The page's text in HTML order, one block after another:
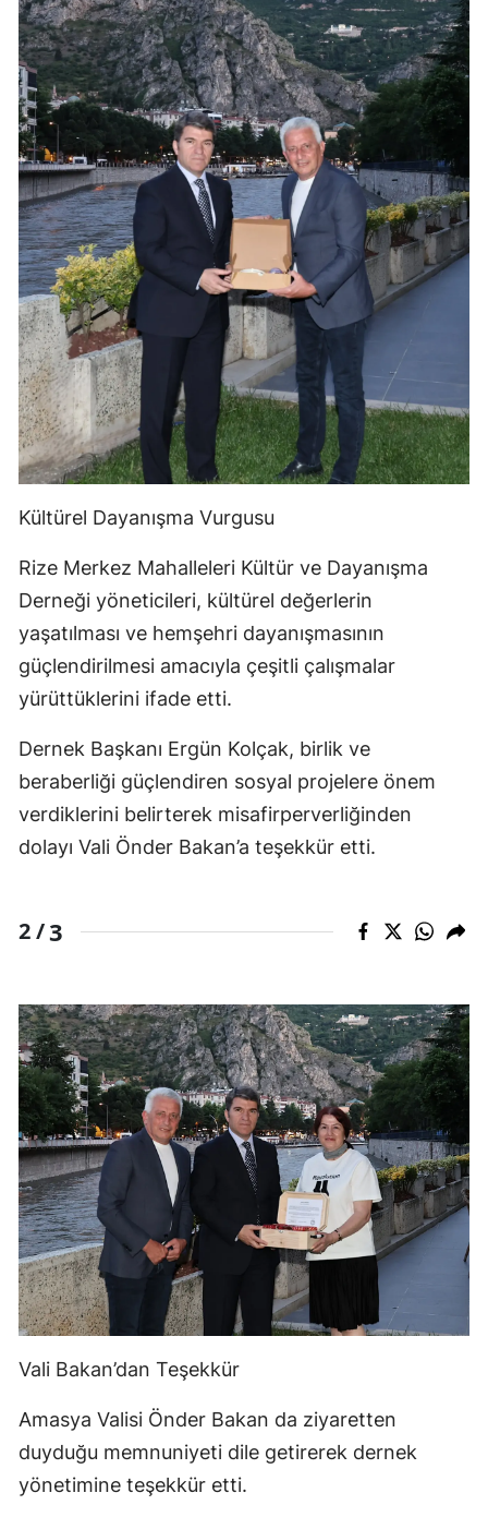
Kültürel Dayanışma Vurgusu
Rize Merkez Mahalleleri Kültür ve Dayanışma
Derneği yöneticileri, kültürel değerlerin
yaşatılması ve hemşehri dayanışmasının
güçlendirilmesi amacıyla çeşitli çalışmalar
yürüttüklerini ifade etti.
Dernek Başkanı Ergün Kolçak, birlik ve
beraberliği güçlendiren sosyal projelere önem
verdiklerini belirterek misafirperverliğinden
dolayı Vali Önder Bakan’a teşekkür etti.
2 /3
Vali Bakan’dan Teşekkür
Amasya Valisi Önder Bakan da ziyaretten
duyduğu memnuniyeti dile getirerek dernek
yönetimine teşekkür etti.